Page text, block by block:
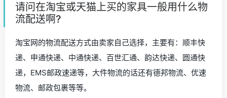
请问在淘宝或天猫上买的家具一般用什么物
流配送啊?
淘宝网的物流配送方式由卖家自己选择，主要有：顺丰快
递、申通快递、中通快递、百世汇通、韵达快递、圆通快
递，EMS邮政速递等，大件物流的话还有德邦物流、优速
物流、邮政包裹等等。